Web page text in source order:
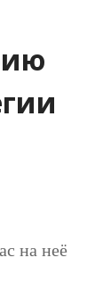
на неё